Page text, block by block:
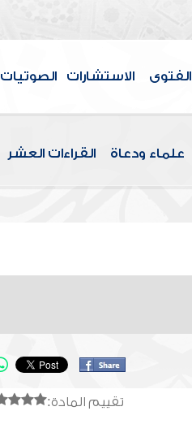
الفتوى الاستشارات الصوتيات
علماء ودعاة القراءات العشر
تقييم المادة: